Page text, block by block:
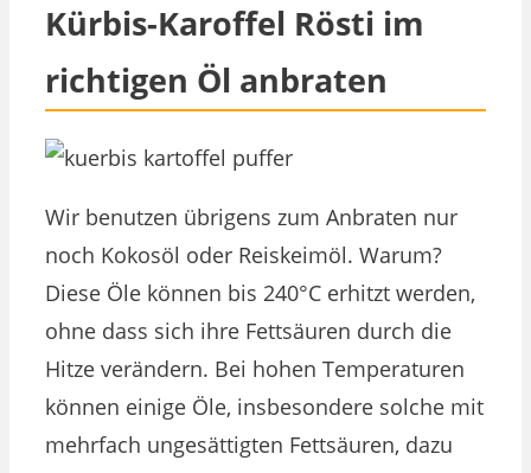
Kürbis-Karoffel Rösti im
richtigen Öl anbraten
Wir benutzen übrigens zum Anbraten nur
noch Kokosöl oder Reiskeimöl. Warum?
Diese Öle können bis 240°C erhitzt werden,
ohne dass sich ihre Fettsäuren durch die
Hitze verändern. Bei hohen Temperaturen
können einige Öle, insbesondere solche mit
mehrfach ungesättigten Fettsäuren, dazu